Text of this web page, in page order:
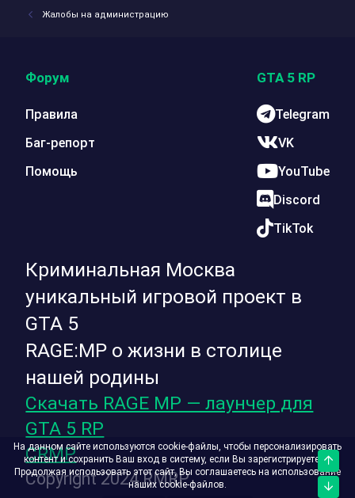
Жалобы на администрацию
Криминальная Москва
уникальный игровой проект в
GTA 5
RAGE:MP о жизни в столице
нашей родины
Скачать RAGE MP — лаунчер для
GTA 5 RP
CRMP
Copyright 2024 RMRP
Форум
Правила
Баг-репорт
Помощь
GTA 5 RP
Telegram
VK
YouTube
Discord
TikTok
На данном сайте используются cookie-файлы, чтобы персонализировать
контент и сохранить Ваш вход в систему, если Вы зарегистрируетесь.
Продолжая использовать этот сайт, Вы соглашаетесь на использование
наших cookie-файлов.
Верх
Низ